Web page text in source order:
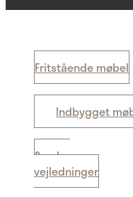
Fritstående møbel
Indbygget
Samle-
vejledninger